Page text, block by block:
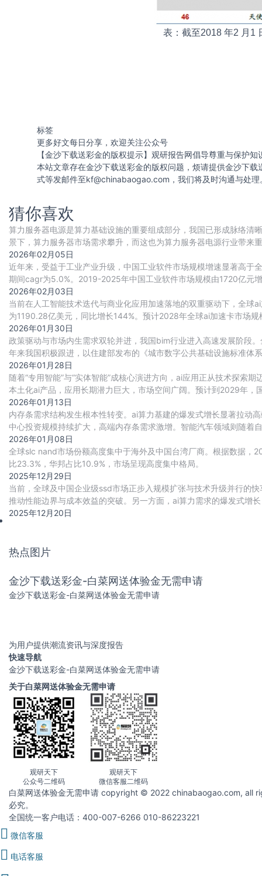
表：截至2018 年2 月1
标签
更多好文每日分享，欢迎关注公众号
【金沙下载送彩金的版权提示】观研报告网倡导尊重与保护
本站文章存在金沙下载送彩金的版权问题，烦请提供金沙下
式等发邮件至kf@chinabaogao.com ，我们将及时沟通与处理
猜你喜欢
算力服务器电源是算力基础设施的重要组成部分，我国已形成脉络清
景下，算力服务器市场需求攀升，而这也为算力服务器电源行业带来
重要动力。目前国内厂商正积极布局，行业竞争
2026年02月05日
近年来，受益于工业产业升级，中国工业软件市场规模增速显著高
期间cagr为5.0%。2019-2025年中国工业软件市场规模由1720亿元
2026年02月03日
当前在人工智能技术迭代与商业化应用加速落地的双重驱动下，全
为1190.28亿美元，同比增长144%。预计2028年全球ai加速卡市场
2026年01月30日
政策驱动与市场内生需求双轮并进，我国bim行业进入高速发展阶段
年来我国积极跟进，以住建部发布的《城市数字公共基础设施标准体
（bim）、地理信息系统（gis）、城市白模、
2026年01月28日
随着“专用智能”与“实体智能”成核心演进方向，ai应用正从技术探索
本土化ai产品，应用长期潜力巨大，市场空间广阔。预计到2029年，
2026年01月13日
内存条需求结构发生根本性转变。ai算力基建的爆发式增长显著拉动
中心投资规模持续扩大，高端内存条需求激增。智能汽车领域则随
游戏本、工作站等场景加速渗
2026年01月08日
全球slc nand市场份额高度集中于海外及中国台湾厂商。根据数据
比23.3%，华邦占比10.9%，市场呈现高度集中格局。
2025年12月29日
当前，全球及中国企业级ssd市场正步入规模扩张与技术升级并行的
推动性能边界与成本效益的突破。另一方面，ai算力需求的爆发式增
与cxl高速互联协议
2025年12月20日
热点图片
金沙下载送彩金-白菜网送体验金无需申请
金沙下载送彩金-白菜网送体验金无需申请
为用户提供潮流资讯与深度报告
快速导航
金沙下载送彩金-白菜网送体验金无需申请
关于白菜网送体验金无需申请
观研天下
公众号二维码
观研天下
微信客服二维码
白菜网送体验金无需申请 copyright © 2022 chinabaogao.com, all
必究。
全国统一客户电话：400-007-6266 010-86223221
微信客服
电话客服